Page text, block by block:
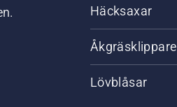
Häcksaxar
Åkgräsklippare
Lövblåsar